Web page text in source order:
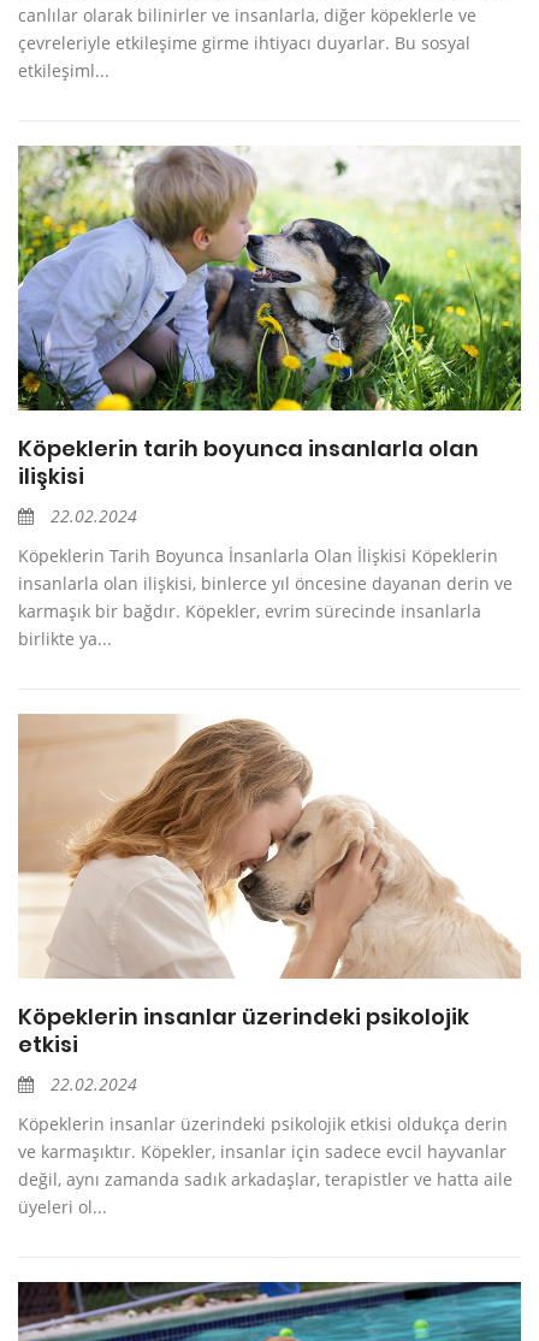
canlılar olarak bilinirler ve insanlarla, diğer köpeklerle ve
çevreleriyle etkileşime girme ihtiyacı duyarlar. Bu sosyal
etkileşiml...
Köpeklerin tarih boyunca insanlarla olan
ilişkisi
22.02.2024
Köpeklerin Tarih Boyunca İnsanlarla Olan İlişkisi Köpeklerin
insanlarla olan ilişkisi, binlerce yıl öncesine dayanan derin ve
karmaşık bir bağdır. Köpekler, evrim sürecinde insanlarla
birlikte ya...
Köpeklerin insanlar üzerindeki psikolojik
etkisi
22.02.2024
Köpeklerin insanlar üzerindeki psikolojik etkisi oldukça derin
ve karmaşıktır. Köpekler, insanlar için sadece evcil hayvanlar
değil, aynı zamanda sadık arkadaşlar, terapistler ve hatta aile
üyeleri ol...